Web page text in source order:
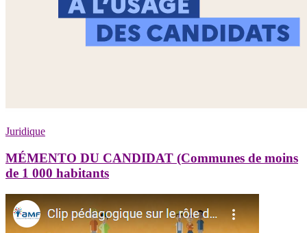
Juridique
MÉMENTO DU CANDIDAT (Communes de moins
de 1 000 habitants